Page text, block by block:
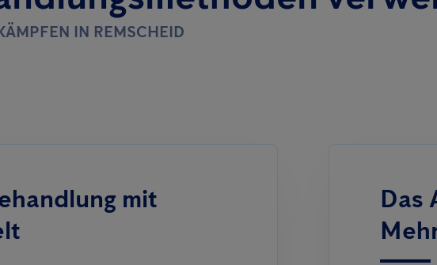
IN REMSCHEID
mit
Das